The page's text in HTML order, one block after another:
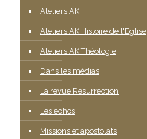
Ateliers AK
Ateliers AK Histoire de l'Eglise
Ateliers AK Théologie
Dans les médias
La revue Résurrection
Les échos
Missions et apostolats